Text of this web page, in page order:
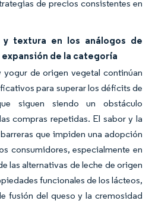
de precios consistentes en
y textura en los análogos de
de la categoría
de origen vegetal continúan
para superar los déficits de
siguen siendo un obstáculo
compras repetidas. El sabor y la
que impiden una adopción
consumidores, especialmente en
las alternativas de leche de origen
funcionales de los lácteos,
fusión del queso y la cremosidad